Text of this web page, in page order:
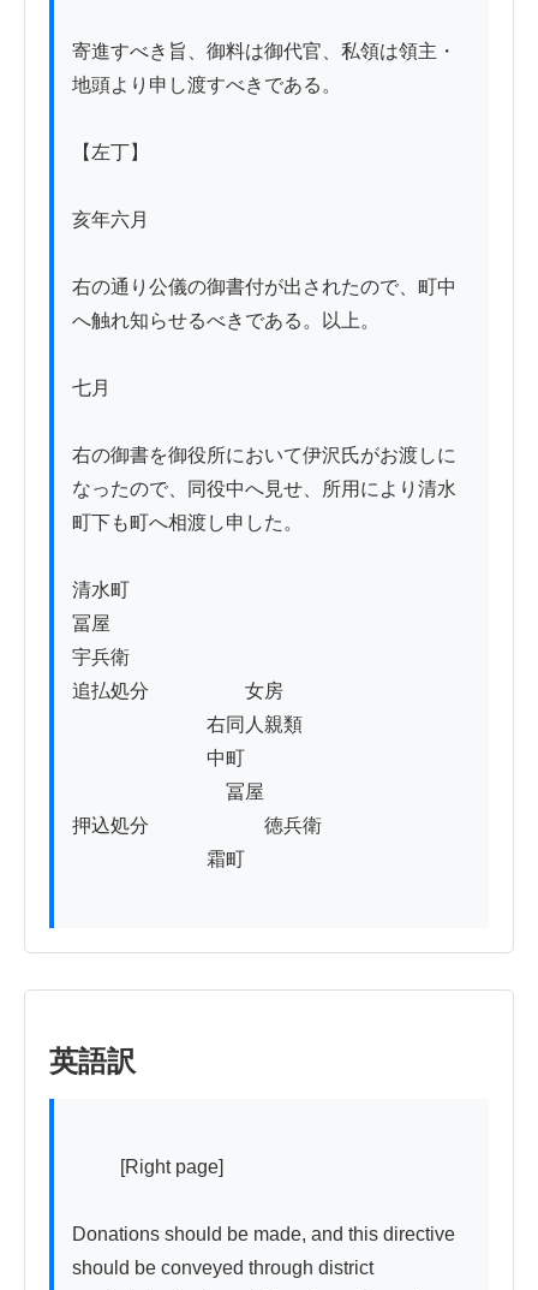
寄進すべき旨、御料は御代官、私領は領主・
地頭より申し渡すべきである。
【左丁】
亥年六月
右の通り公儀の御書付が出されたので、町中
へ触れ知らせるべきである。以上。
七月
右の御書を御役所において伊沢氏がお渡しに
なったので、同役中へ見せ、所用により清水
町下も町へ相渡し申した。
清水町
冨屋
宇兵衛
追払処分　　　　　女房
右同人親類
中町
冨屋
押込処分　　　　　　徳兵衛
霜町
英語訳
Donations should be made, and this directive
should be conveyed through district